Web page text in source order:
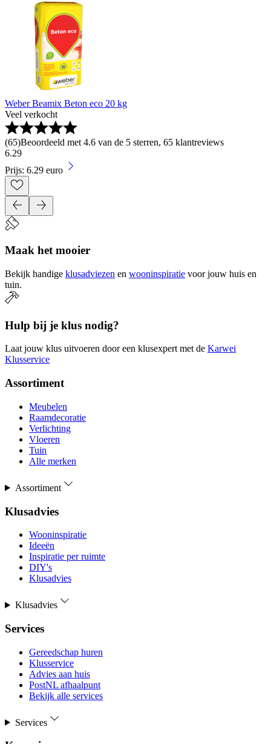
Weber Beamix Beton eco 20 kg
Veel verkocht
(65)Beoordeeld met 4.6 van de 5 sterren, 65 klantreviews
6.29
Prijs: 6.29 euro
Maak het mooier
Bekijk handige klusadviezen en wooninspiratie voor jouw huis en
tuin.
Hulp bij je klus nodig?
Laat jouw klus uitvoeren door een klusexpert met de Karwei
Klusservice
Assortiment
Meubelen
Raamdecoratie
Verlichting
Vloeren
Tuin
Alle merken
Assortiment
Klusadvies
Wooninspiratie
Ideeën
Inspiratie per ruimte
DIY's
Klusadvies
Klusadvies
Services
Gereedschap huren
Klusservice
Advies aan huis
PostNL afhaalpunt
Bekijk alle services
Services